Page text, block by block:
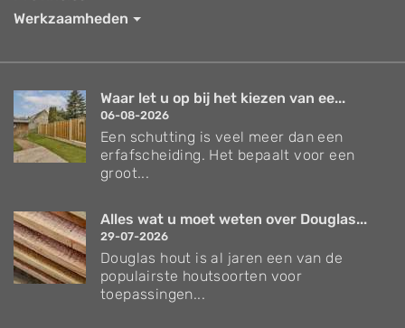
Werkzaamheden
Waar let u op bij het kiezen van ee...
06-08-2026
Een schutting is veel meer dan een
erfafscheiding. Het bepaalt voor een
groot...
Alles wat u moet weten over Douglas...
29-07-2026
Douglas hout is al jaren een van de
populairste houtsoorten voor
toepassingen...